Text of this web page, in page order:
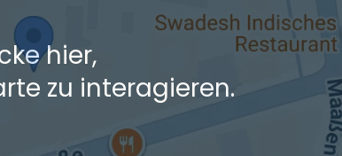
hier,
zu interagieren.